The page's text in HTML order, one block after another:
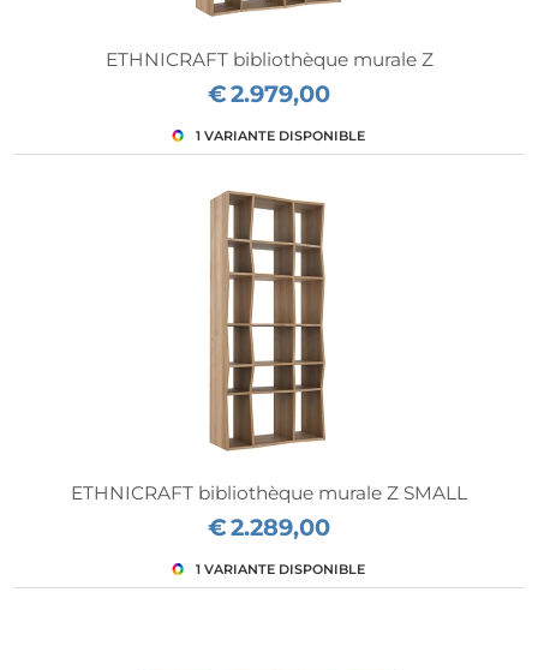
ETHNICRAFT bibliothèque murale Z
€2.979,00
ETHNICRAFT bibliothèque murale Z SMALL
€2.289,00